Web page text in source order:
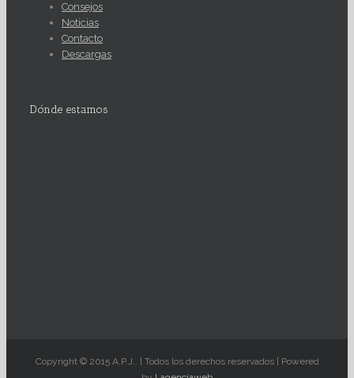
Consejos
Noticias
Contacto
Descargas
Dónde estamos
Copyright © 2015 A.P.J.. | Todos los derechos reservados | Powered